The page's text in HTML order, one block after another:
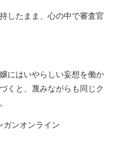
したまま、心の中で審査官
にはいやらしい妄想を働か
くと、蔑みながらも同じク
ンオンライン